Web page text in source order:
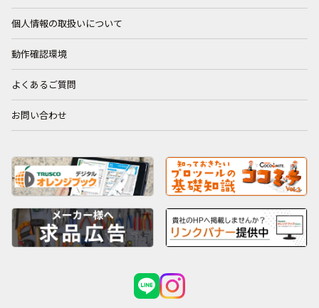
個人情報の取扱いについて
動作確認環境
よくあるご質問
お問い合わせ